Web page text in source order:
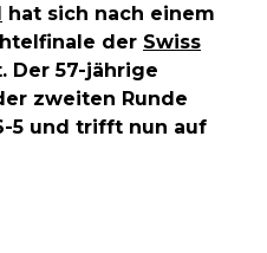
hat sich nach einem
der Swiss
Der 57-jährige
zweiten Runde
5 und trifft nun auf